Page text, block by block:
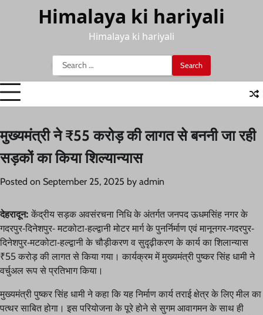
Himalaya ki hariyali
Himalaya ki hariyali
Search
for:
मुख्यमंत्री ने ₹55 करोड़ की लागत से बननी जा रही
सड़कों का किया शिल्यान्यास
Posted on September 25, 2025 by admin
देहरादून: केंद्रीय सड़क अवसंरचना निधि के अंतर्गत जनपद ऊधमसिंह नगर के
गदरपुर-दिनेशपुर- मटकोटा-हल्द्वानी मोटर मार्ग के पुनर्निर्माण एवं मानूनगर-गदरपुर-
दिनेशपुर-मटकोटा-हल्द्वानी के चौड़ीकरण व सुदृढ़ीकरण के कार्य का शिलान्यास
₹55 करोड़ की लागत से किया गया। कार्यक्रम में मुख्यमंत्री पुष्कर सिंह धामी ने
वर्चुअल रूप से प्रतिभाग किया।
मुख्यमंत्री पुष्कर सिंह धामी ने कहा कि यह निर्माण कार्य तराई क्षेत्र के लिए मील का
पत्थर साबित होगा। इस परियोजना के पूरे होने से सुगम आवागमन के साथ ही